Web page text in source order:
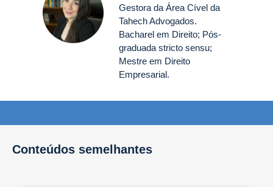
Gestora da Área Cível da
Tahech Advogados.
Bacharel em Direito; Pós-
graduada stricto sensu;
Mestre em Direito
Empresarial.
Conteúdos semelhantes